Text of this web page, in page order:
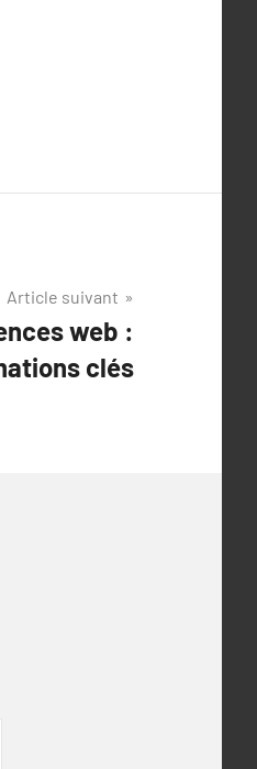
Article suivant
web :
clés